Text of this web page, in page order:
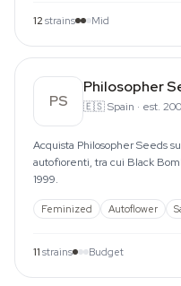
12 strains Mid
PS
Philosopher
🇪🇸Spain · est.
Acquista Philosopher Seeds
autofiorenti, tra cui Black
1999.
Feminized Autoflower
11 strains Budget